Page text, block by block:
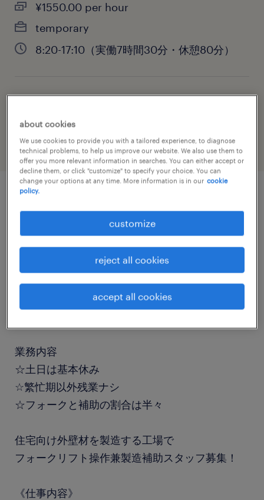
¥1550.00 per hour
temporary
8:20-17:10（実働7時間30分・休憩80分）
warehousing & distribution
job details
職種
業務内容
☆土日は基本休み
☆繁忙期以外残業ナシ
☆フォークと補助の割合は半々
住宅向け外壁材を製造する工場で
フォークリフト操作兼製造補助スタッフ募集！
《仕事内容》
about cookies
We use cookies to provide you with a tailored experience, to diagnose
technical problems, to help us improve our website. We also use them to
offer you more relevant information in searches. You can either accept or
decline them, or click "customize" to specify your choice. You can
change your options at any time. More information is in our cookie
policy.
customize
reject all cookies
accept all cookies